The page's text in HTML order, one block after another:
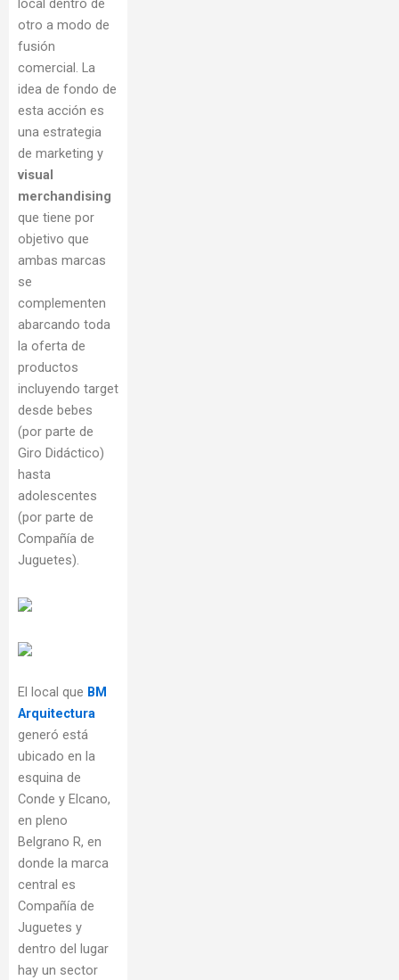
otro a modo de
fusión
comercial. La
idea de fondo de
esta acción es
una estrategia
de marketing y
visual
merchandising
que tiene por
objetivo que
ambas marcas
se
complementen
abarcando toda
la oferta de
productos
incluyendo target
desde bebes
(por parte de
Giro Didáctico)
hasta
adolescentes
(por parte de
Compañía de
Juguetes).
El local que BM
Arquitectura
generó está
ubicado en la
esquina de
Conde y Elcano,
en pleno
Belgrano R, en
donde la marca
central es
Compañía de
Juguetes y
dentro del lugar
hay un sector